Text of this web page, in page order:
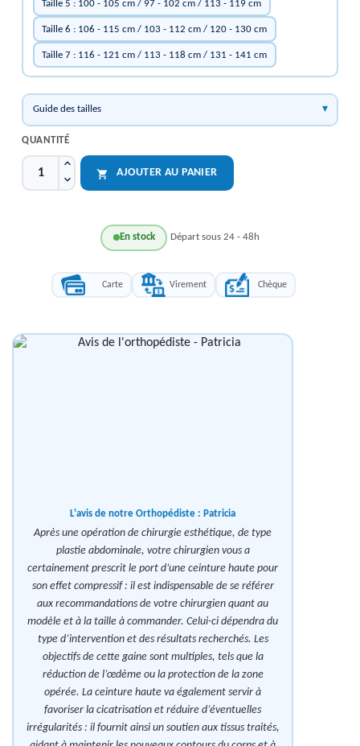
Taille 5 : 100 - 105 cm / 97 - 102 cm / 113 - 119 cm
Taille 6 : 106 - 115 cm / 103 - 112 cm / 120 - 130 cm
Taille 7 : 116 - 121 cm / 113 - 118 cm / 131 - 141 cm
Guide des tailles
QUANTITÉ
 AJOUTER AU PANIER
En stock Départ sous 24 - 48h
Carte Virement Chèque
L'avis de notre Orthopédiste : Patricia
Après une opération de chirurgie esthétique, de type
plastie abdominale, votre chirurgien vous a
certainement prescrit le port d’une ceinture haute pour
son effet compressif : il est indispensable de se référer
aux recommandations de votre chirurgien quant au
modèle et à la taille à commander. Celui-ci dépendra du
type d’intervention et des résultats recherchés. Les
objectifs de cette gaine sont multiples, tels que la
réduction de l’œdème ou la protection de la zone
opérée. La ceinture haute va également servir à
favoriser la cicatrisation et réduire d’éventuelles
irrégularités : il fournit ainsi un soutien aux tissus traités,